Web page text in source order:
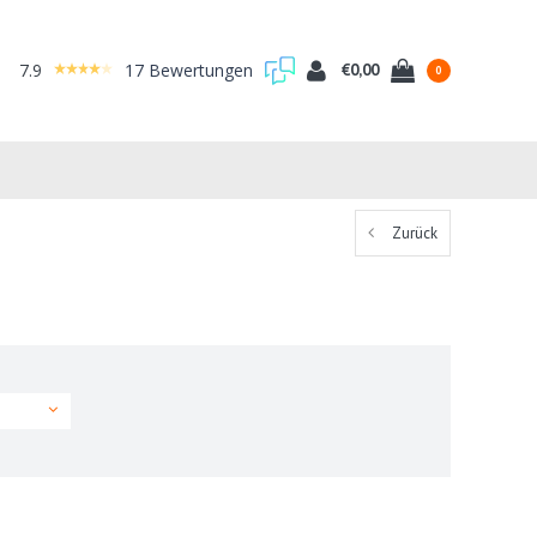
7.9 17 Bewertungen €0,00 0
Zurück